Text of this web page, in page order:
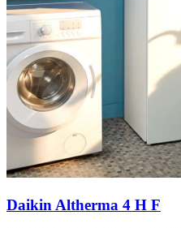
Daikin Altherma 4 H F